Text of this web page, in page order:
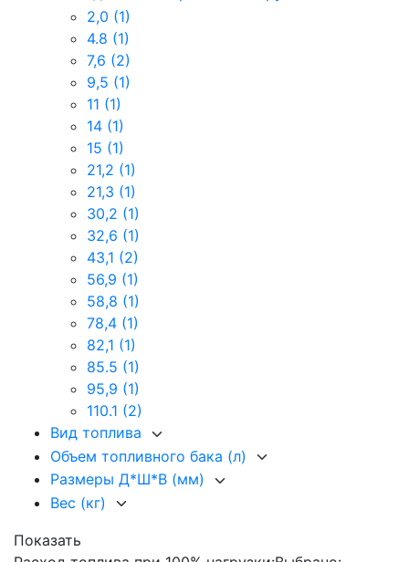
2,0 (1)
4.8 (1)
7,6 (2)
9,5 (1)
11 (1)
14 (1)
15 (1)
21,2 (1)
21,3 (1)
30,2 (1)
32,6 (1)
43,1 (2)
56,9 (1)
58,8 (1)
78,4 (1)
82,1 (1)
85.5 (1)
95,9 (1)
110.1 (2)
Вид топлива
Объем топливного бака (л)
Размеры Д*Ш*В (мм)
Вес (кг)
Показать